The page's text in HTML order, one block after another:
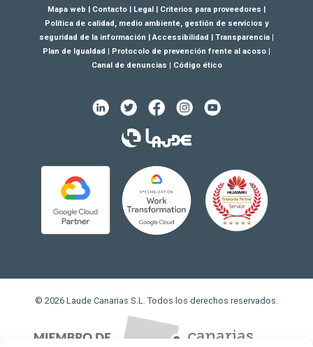
Mapa web Contacto Legal Criterios para proveedores
Política de calidad, medio ambiente, gestión de servicios y
seguridad de la información |Accessibilidad Transparencia
Plan de Igualdad
Protocolo de prevención frente al acoso
Canal de denuncias
Código ético
© 2026 Laude Canarias S.L. Todos los derechos reservados.